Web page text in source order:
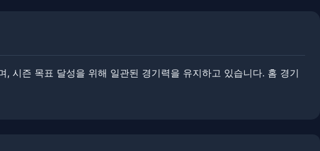
시즌 목표 달성을 위해 일관된 경기력을 유지하고 있습니다. ​홈 경기